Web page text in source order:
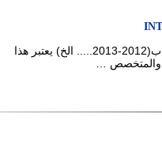
البريسسور المتخصص فى العاب الفيديو جيم . لمن يهوى العاب(2012-2013..... الخ) يعتبر هذا